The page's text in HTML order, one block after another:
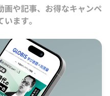
画や記事、お得なキャンペ
ます。